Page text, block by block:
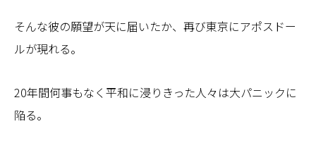
そんな彼の願望が天に届いたか、再び東京にアポスドー
ルが現れる。
20年間何事もなく平和に浸りきった⼈々は⼤パニックに
陥る。